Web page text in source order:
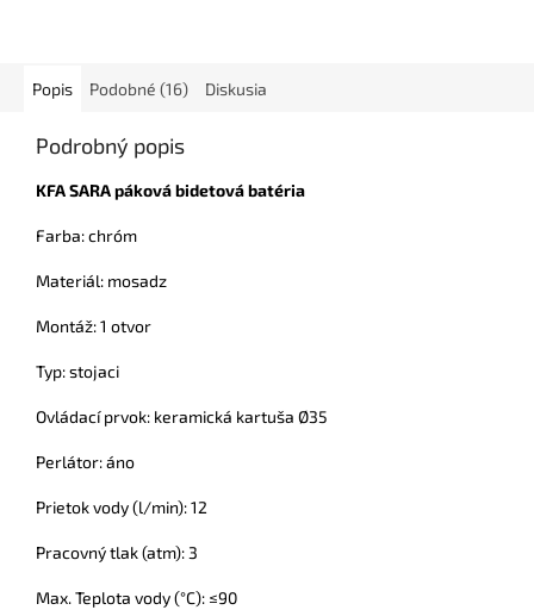
Popis Podobné (16) Diskusia
Podrobný popis
KFA SARA páková bidetová batéria
Farba: chróm
Materiál: mosadz
Montáž: 1 otvor
Typ: stojaci
Ovládací prvok: keramická kartuša Ø35
Perlátor: áno
Prietok vody (l/min): 12
Pracovný tlak (atm): 3
Max. Teplota vody (°C): ≤90